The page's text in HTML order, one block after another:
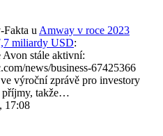
Fakta u Amway v roce 2023
miliardy USD:
stále aktivní:
news/business-67425366
výroční zprávě pro investory
příjmy, takže…
17:08